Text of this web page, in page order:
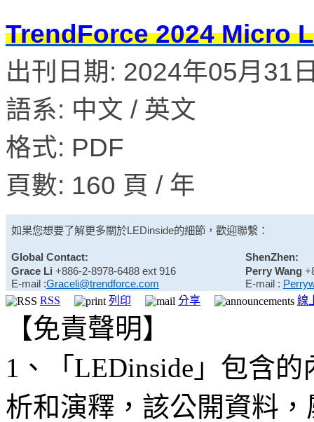
TrendForce 2024 Micro
出刊日期: 2024年05月31
語系: 中文 / 英文
格式: PDF
頁數: 160 頁 / 年
如果您想要了解更多關於LEDinside的細節，歡迎聯繫：
Global Contact:
ShenZhen:
Grace Li +886-2-8978-6488 ext 916
E-mail :Graceli@trendforce.com
Perry Wang
E-mail :
RSS
列印 分享 線
【免責聲明】
1、「LEDinside」包含
析和演釋，該公開資料